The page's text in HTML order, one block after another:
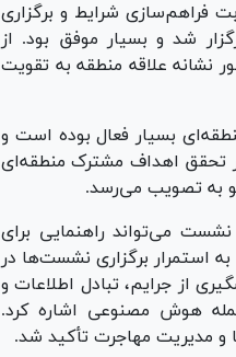
فراهم‌سازی شرایط و برگزاری
می‌کنم. این نشست پس از وقفه‌ای ۱۵ ساله برگزار شد و بسیار موفق بود. از
نشانه علاقه منطقه به تقویت
بسیار فعال بوده است و
تحقق اهداف مشترک منطقه‌ای
به تصویب می‌رسد.
می‌تواند راهنمایی برای
استمرار برگزاری نشست‌ها در
از جرایم، تبادل اطلاعات و
هوش مصنوعی اشاره کرد.
و مدیریت مهاجرت تأکید شد.